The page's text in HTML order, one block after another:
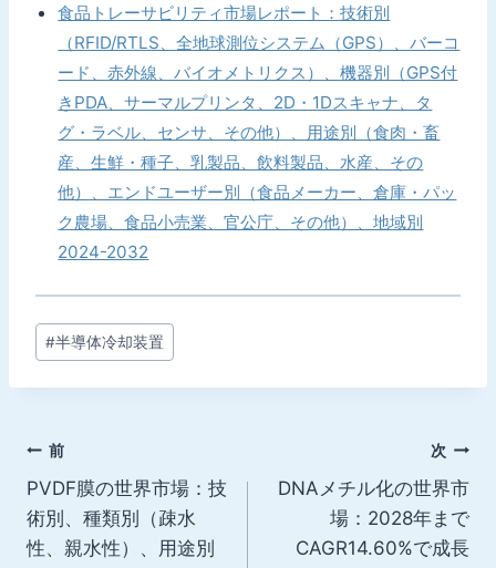
食品トレーサビリティ市場レポート：技術別
（RFID/RTLS、全地球測位システム（GPS）、バーコ
ード、赤外線、バイオメトリクス）、機器別（GPS付
きPDA、サーマルプリンタ、2D・1Dスキャナ、タ
グ・ラベル、センサ、その他）、用途別（食肉・畜
産、生鮮・種子、乳製品、飲料製品、水産、その
他）、エンドユーザー別（食品メーカー、倉庫・パッ
ク農場、食品小売業、官公庁、その他）、地域別
2024-2032
投
稿
タ
#半導体冷却装置
投
稿
ナ
前
PVDF膜の世界市場：技
術別、種類別（疎水
性、親水性）、用途別
次
DNAメチル化の世界市
場：2028年まで
CAGR14.60%で成長